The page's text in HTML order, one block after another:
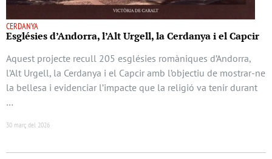
CERDANYA
Esglésies d’Andorra, l’Alt Urgell, la Cerdanya i el Capcir
Aquest projecte recull 205 esglésies romàniques d’Andorra,
l’Alt Urgell, la Cerdanya i el Capcir amb l’objectiu de mostrar-ne
la bellesa i evidenciar l’impacte que la religió va tenir durant
…
30 març del 2026